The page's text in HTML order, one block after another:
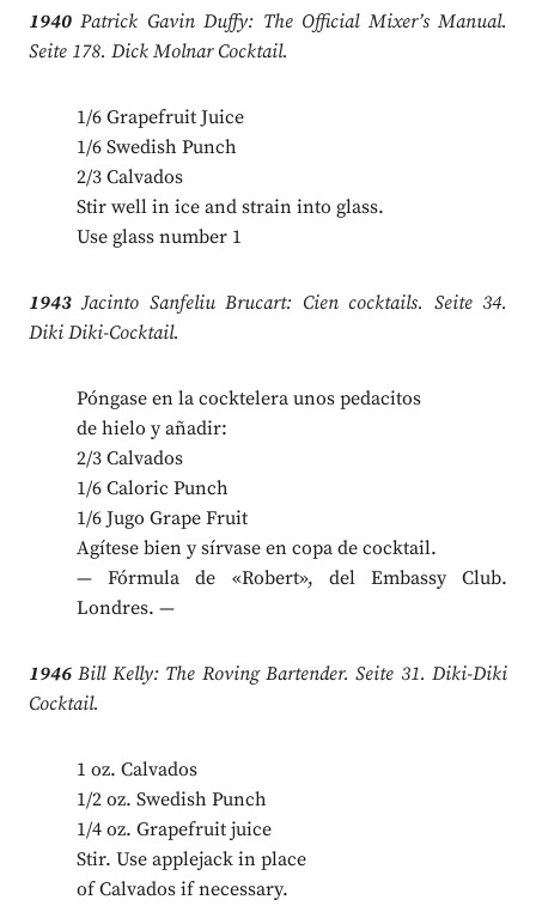
1940Patrick Gavin Duffy: The Official Mixer’s Manual.
Seite 178. Dick Molnar Cocktail.
1/6 Grapefruit Juice
1/6 Swedish Punch
2/3 Calvados
Stir well in ice and strain into glass.
Use glass number 1
1943Jacinto Sanfeliu Brucart: Cien cocktails. Seite 34.
Diki Diki-Cocktail.
Póngase en la cocktelera unos pedacitos
de hielo y añadir:
2/3 Calvados
1/6 Caloric Punch
1/6 Jugo Grape Fruit
Agítese bien y sírvase en copa de cocktail.
— Fórmula de «Robert», del Embassy Club.
Londres. —
1946Bill Kelly: The Roving Bartender. Seite 31. Diki-Diki
Cocktail.
1 oz. Calvados
1/2 oz. Swedish Punch
1/4 oz. Grapefruit juice
Stir. Use applejack in place
of Calvados if necessary.